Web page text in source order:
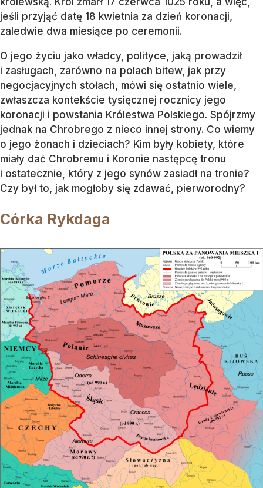
jeśli przyjąć datę 18 kwietnia za dzień koronacji,
zaledwie dwa miesiące po ceremonii.
O jego życiu jako władcy, polityce, jaką prowadził
i zasługach, zarówno na polach bitew, jak przy
negocjacyjnych stołach, mówi się ostatnio wiele,
zwłaszcza kontekście tysięcznej rocznicy jego
koronacji i powstania Królestwa Polskiego. Spójrzmy
jednak na Chrobrego z nieco innej strony. Co wiemy
o jego żonach i dzieciach? Kim były kobiety, które
miały dać Chrobremu i Koronie następcę tronu
i ostatecznie, który z jego synów zasiadł na tronie?
Czy był to, jak mogłoby się zdawać, pierworodny?
Córka Rykdaga